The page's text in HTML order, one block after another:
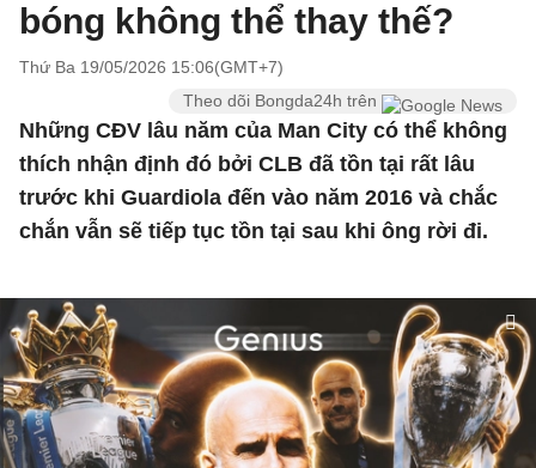
bóng không thể thay thế?
Thứ Ba 19/05/2026 15:06(GMT+7)
Theo dõi Bongda24h trên
Những CĐV lâu năm của Man City có thể không
thích nhận định đó bởi CLB đã tồn tại rất lâu
trước khi Guardiola đến vào năm 2016 và chắc
chắn vẫn sẽ tiếp tục tồn tại sau khi ông rời đi.